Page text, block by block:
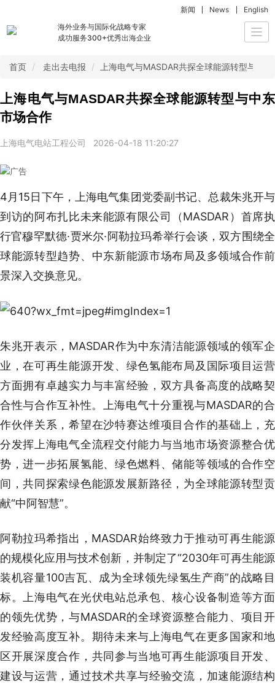
海外业务与国际化战略专家
成功服务300+优秀出海企业
新闻 News English
首页 走出去电报 上海电气与MASDAR共探全球能源转型与中
上海电气与MASDAR共探全球能源转型与中东
市场合作
上海电气电站工程公司 2026-04-18 11:20:27
4月15日下午，上海电气集团党委副书记、总裁朱兆开与
到访的阿布扎比未来能源有限公司（MASDAR）首席执
行官穆罕默德·贾米尔·阿勒拉玛希举行会谈，双方围绕全
球能源转型趋势、中东新能源市场布局及多领域合作前
景深入交换意见。
朱兆开表示，MASDAR作为中东清洁能源领域的领军企
业，在可再生能源开发、绿色氢能布局及国际项目运营
方面拥有卓越实力与丰富经验，双方具备高度的战略契
合性与合作互补性。上海电气十分重视与MASDAR的合
作伙伴关系，希望在沙特赛达维项目合作的基础上，充
分发挥上海电气全流程交付能力与当地市场资源整合优
势，进一步拓展氢能、绿色燃料、储能等领域的合作空
间，共同探索绿色能源发展新路径，为全球能源转型贡
献“中阿智慧”。
阿勒拉玛希指出，MASDAR始终致力于推动可再生能源
的规模化应用与技术创新，并制定了“2030年可再生能源
装机容量100吉瓦、成为全球领先绿氢生产商”的战略目
标。上海电气在光伏电站总承包、核心设备制造等方面
的领先优势，与MASDAR的全球资源整合能力、项目开
发经验高度互补。期待未来与上海电气在更多国家和地
区开展深度合作，共同参与当地可再生能源项目开发、
建设与运营，通过技术共享与经验交流，加速能源结构